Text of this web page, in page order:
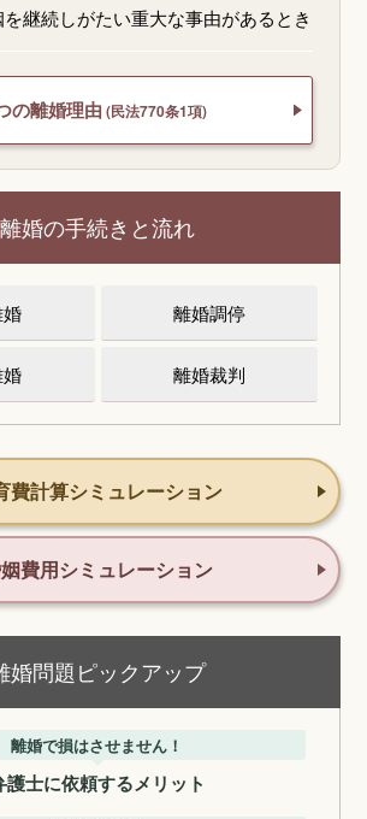
継続しがたい重大な事由があるとき
の離婚理由 (民法770条1項)
離婚の手続きと流れ
離婚調停
離婚裁判
費計算シミュレーション
費用シミュレーション
婚問題ピックアップ
離婚で損はさせません！
護士に依頼するメリット